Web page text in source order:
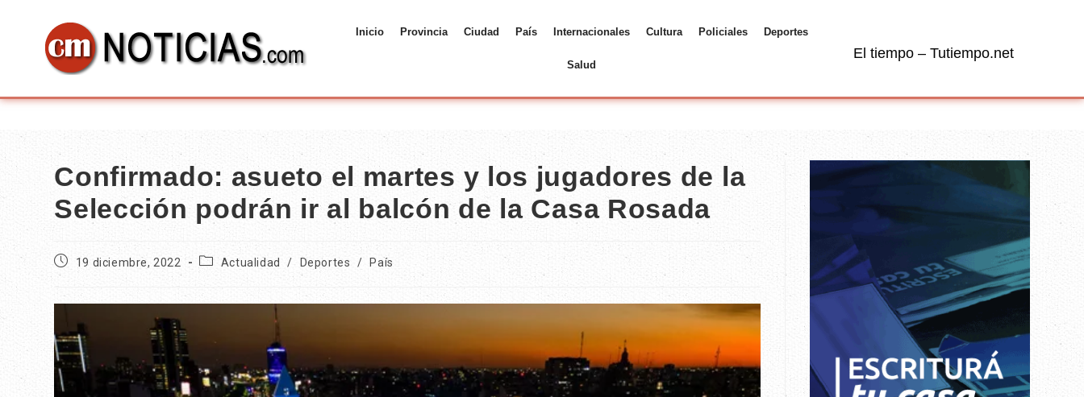
Inicio Provincia Ciudad País Internacionales Cultura Policiales Deportes
Salud
El tiempo – Tutiempo.net
Confirmado: asueto el martes y los jugadores de la
Selección podrán ir al balcón de la Casa Rosada
19 diciembre, 2022 Actualidad / Deportes / País